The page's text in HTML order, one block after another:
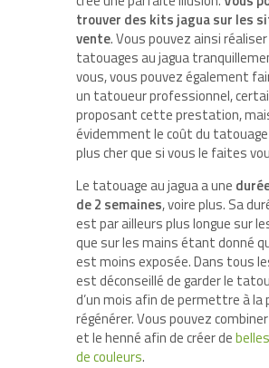
trouver des kits jagua sur les
vente. Vous pouvez ainsi
tatouages au jagua
vous, vous pouvez également
un tatoueur professionnel,
proposant cette prestation,
évidemment le coût du
plus cher que si vous le faites
Le tatouage au jagua a une
de 2 semaines, voire plus. Sa
est par ailleurs plus longue sur
que sur les mains étant donné
est moins exposée. Dans tous
est déconseillé de garder le
d’un mois afin de permettre à la
régénérer. Vous pouvez
et le henné afin de créer de
de couleurs.